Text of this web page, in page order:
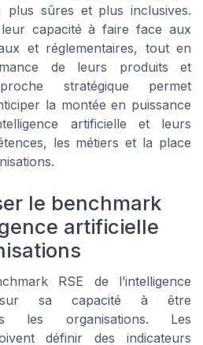
plus sûres et plus inclusives.
capacité à faire face aux
et réglementaires, tout en
de leurs produits et
stratégique permet
la montée en puissance
artificielle et leurs
les métiers et la place
le benchmark
artificielle
RSE de l’intelligence
sur sa capacité à être
les organisations. Les
définir des indicateurs